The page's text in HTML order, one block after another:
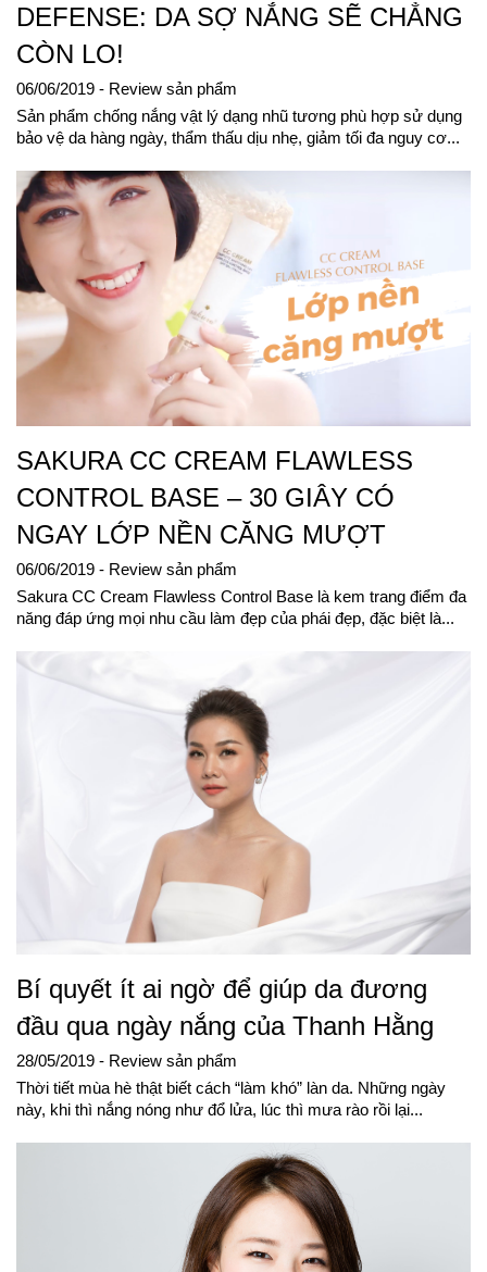
DEFENSE: DA SỢ NẮNG SẼ CHẲNG
CÒN LO!
06/06/2019 - Review sản phẩm
Sản phẩm chống nắng vật lý dạng nhũ tương phù hợp sử dụng
bảo vệ da hàng ngày, thẩm thấu dịu nhẹ, giảm tối đa nguy cơ...
SAKURA CC CREAM FLAWLESS
CONTROL BASE – 30 GIÂY CÓ
NGAY LỚP NỀN CĂNG MƯỢT
06/06/2019 - Review sản phẩm
Sakura CC Cream Flawless Control Base là kem trang điểm đa
năng đáp ứng mọi nhu cầu làm đẹp của phái đẹp, đặc biệt là...
Bí quyết ít ai ngờ để giúp da đương
đầu qua ngày nắng của Thanh Hằng
28/05/2019 - Review sản phẩm
Thời tiết mùa hè thật biết cách “làm khó” làn da. Những ngày
này, khi thì nắng nóng như đổ lửa, lúc thì mưa rào rồi lại...